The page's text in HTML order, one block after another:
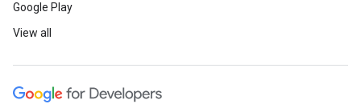
Google Play
View all